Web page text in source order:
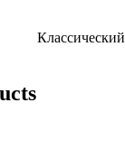
Классический